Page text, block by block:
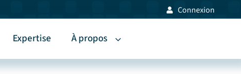
Connexion
Expertise À propos